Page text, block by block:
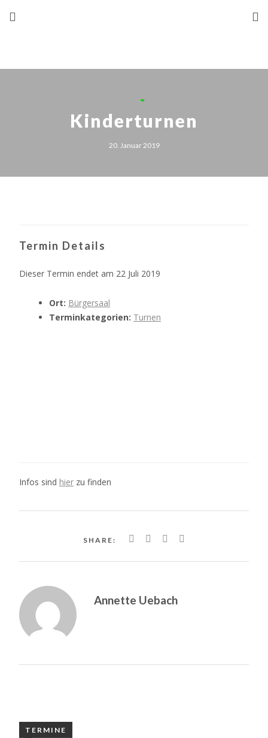
Kinderturnen
20. Januar 2019
Termin Details
Dieser Termin endet am 22 Juli 2019
Ort: Bürgersaal
Terminkategorien: Turnen
Infos sind hier zu finden
SHARE:
Annette Uebach
TERMINE